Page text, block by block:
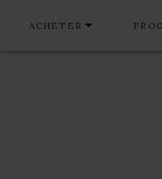
ACHETER